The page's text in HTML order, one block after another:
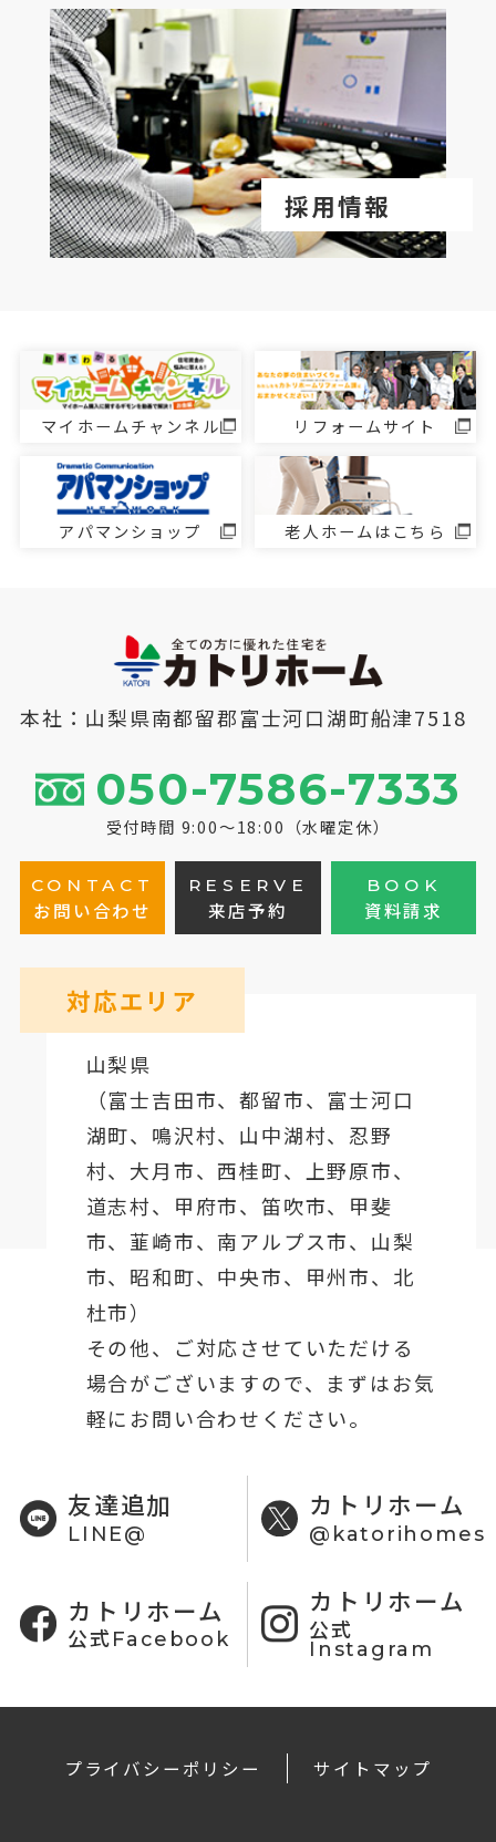
採用情報
マイホームチャンネル リフォームサイト
アパマンショップ 老人ホームはこちら
本社：山梨県南都留郡富士河口湖町船津7518
050-7586-7333
受付時間 9:00～18:00（水曜定休）
CONTACT
お問い合わせ
RESERVE
来店予約
BOOK
資料請求
対応エリア
山梨県
（富士吉田市、都留市、 富士河口
湖町、鳴沢村、山中湖村、忍野
村、 大月市、西桂町、上野原市、
道志村、 甲府市、笛吹市、甲斐
市、韮崎市、南アルプス市、山梨
市、昭和町、中央市、甲州市、北
杜市）
その他、ご対応させていただける
場合がございますので、まずはお気
軽にお問い合わせください。
友達追加
LINE@
カトリホーム
@katorihomes
カトリホーム
公式Facebook
カトリホーム
公式
Instagram
プライバシーポリシー サイトマップ